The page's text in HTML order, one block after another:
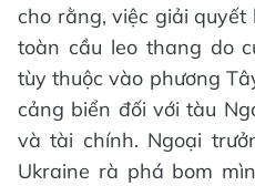
cho rằng, việc giải
toàn cầu leo thang do
tùy thuộc vào phương
cảng biển đối với tàu
và tài chính. Ngoại
Ukraine rà phá bom